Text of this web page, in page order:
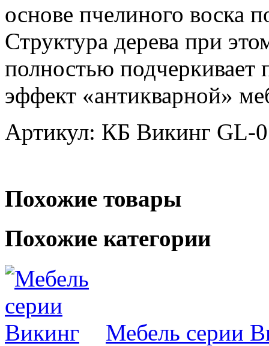
основе пчелиного воска
Структура дерева при
полностью подчеркивает
эффект «антикварной»
Артикул: КБ Викинг GL-
Похожие товары
Похожие категории
Мебель серии